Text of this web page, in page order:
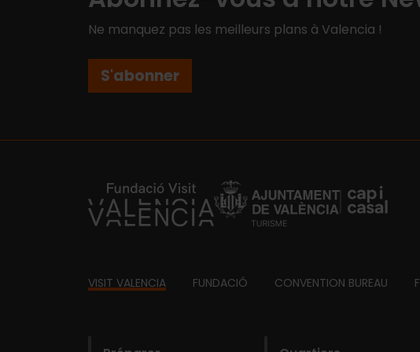
Ne manquez pas les meilleurs plans à Valencia !
S'abonner
https://fundacion.visitvalencia.com/
Footer
VISIT VALENCIA FUNDACIÓ CONVENTION BUREAU